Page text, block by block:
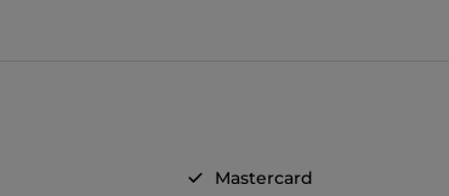
Mastercard